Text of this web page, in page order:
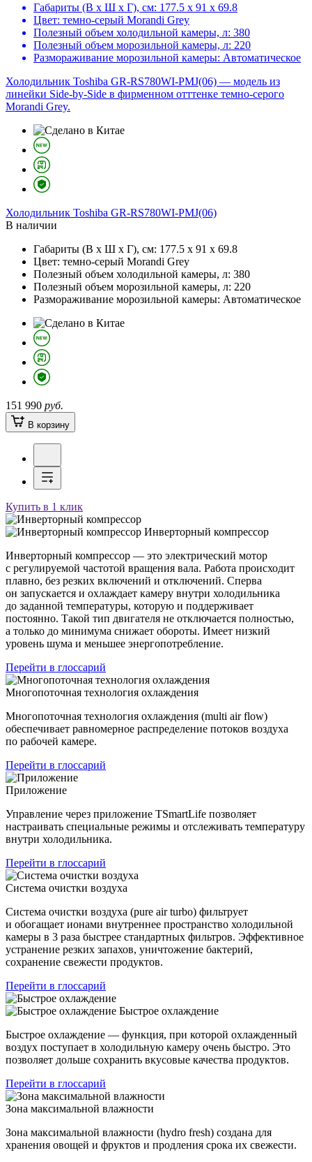
Габариты (В х Ш х Г), см: 177.5 х 91 х 69.8
Цвет: темно-серый Morandi Grey
Полезный объем холодильной камеры, л: 380
Полезный объем морозильной камеры, л: 220
Размораживание морозильной камеры: Автоматическое
Холодильник Toshiba GR-RS780WI-PMJ(06) — модель из
линейки Side-by-Side в фирменном отттенке темно‑серого
Morandi Grey.
Холодильник Toshiba GR-RS780WI-PMJ(06)
В наличии
Габариты (В х Ш х Г), см: 177.5 х 91 х 69.8
Цвет: темно-серый Morandi Grey
Полезный объем холодильной камеры, л: 380
Полезный объем морозильной камеры, л: 220
Размораживание морозильной камеры: Автоматическое
151 990 руб.
В корзину
Купить в 1 клик
Инверторный компрессор
Инверторный компрессор — это электрический мотор
с регулируемой частотой вращения вала. Работа происходит
плавно, без резких включений и отключений. Сперва
он запускается и охлаждает камеру внутри холодильника
до заданной температуры, которую и поддерживает
постоянно. Такой тип двигателя не отключается полностью,
а только до минимума снижает обороты. Имеет низкий
уровень шума и меньшее энергопотребление.
Перейти в глоссарий
Многопоточная технология охлаждения
Многопоточная технология охлаждения (multi air flow)
обеспечивает равномерное распределение потоков воздуха
по рабочей камере.
Перейти в глоссарий
Приложение
Управление через приложение TSmartLife позволяет
настраивать специальные режимы и отслеживать температуру
внутри холодильника.
Перейти в глоссарий
Система очистки воздуха
Система очистки воздуха (pure air turbo) фильтрует
и обогащает ионами внутреннее пространство холодильной
камеры в 3 раза быстрее стандартных фильтров. Эффективное
устранение резких запахов, уничтожение бактерий,
сохранение свежести продуктов.
Перейти в глоссарий
Быстрое охлаждение
Быстрое охлаждение — функция, при которой охлажденный
воздух поступает в холодильную камеру очень быстро. Это
позволяет дольше сохранить вкусовые качества продуктов.
Перейти в глоссарий
Зона максимальной влажности
Зона максимальной влажности (hydro fresh) создана для
хранения овощей и фруктов и продления срока их свежести.